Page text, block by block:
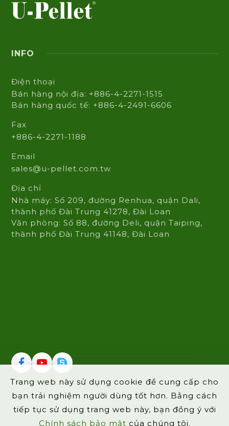
Trang web này sử dụng cookie để cung cấp cho
bạn trải nghiệm người dùng tốt hơn. Bằng cách
tiếp tục sử dụng trang web này, bạn đồng ý với
Chính sách bảo mật của chúng tôi.
INFO
Điện thoại
Bán hàng nội địa: +886-4-2271-1515
Bán hàng quốc tế: +886-4-2491-6606
Fax
+886-4-2271-1188
Email
sales@u-pellet.com.tw
Địa chỉ
Nhà máy: Số 209, đường Renhua, quận Dali,
thành phố Đài Trung 41278, Đài Loan
Văn phòng: Số 88, đường Deli, quận Taiping,
thành phố Đài Trung 41148, Đài Loan
Chính sách bảo mật Chúng tôi khuyên bạn nên sử dụng các phiên
bản mới nhất của Chrome, Firefox hoặc Safari để duyệt web.
Designed by MIRACLEThiết kế trang web 256 bit SSL Encryption